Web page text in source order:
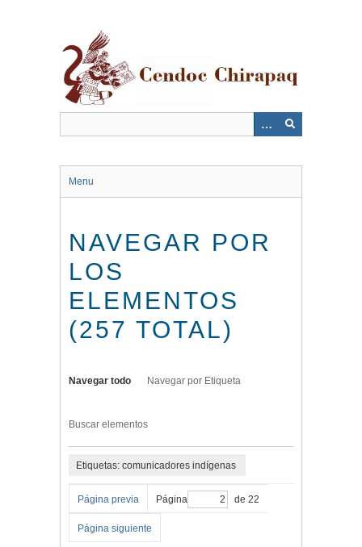
Menu
NAVEGAR POR
LOS
ELEMENTOS
(257 TOTAL)
Navegar todo Navegar por Etiqueta
Buscar elementos
Etiquetas: comunicadores indígenas
Página previa Página de 22
Página siguiente